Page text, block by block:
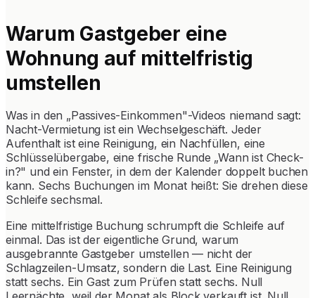
Warum Gastgeber eine
Wohnung auf mittelfristig
umstellen
Was in den „Passives-Einkommen"-Videos niemand sagt:
Nacht-Vermietung ist ein Wechselgeschäft. Jeder
Aufenthalt ist eine Reinigung, ein Nachfüllen, eine
Schlüsselübergabe, eine frische Runde „Wann ist Check-
in?" und ein Fenster, in dem der Kalender doppelt buchen
kann. Sechs Buchungen im Monat heißt: Sie drehen diese
Schleife sechsmal.
Eine mittelfristige Buchung schrumpft die Schleife auf
einmal. Das ist der eigentliche Grund, warum
ausgebrannte Gastgeber umstellen — nicht der
Schlagzeilen-Umsatz, sondern die Last. Eine Reinigung
statt sechs. Ein Gast zum Prüfen statt sechs. Null